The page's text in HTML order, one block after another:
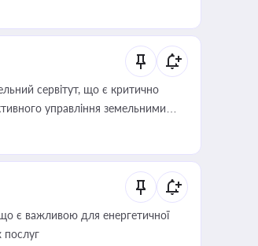
сервітут, що є критично
управління земельними
є важливою для енергетичної
послуг